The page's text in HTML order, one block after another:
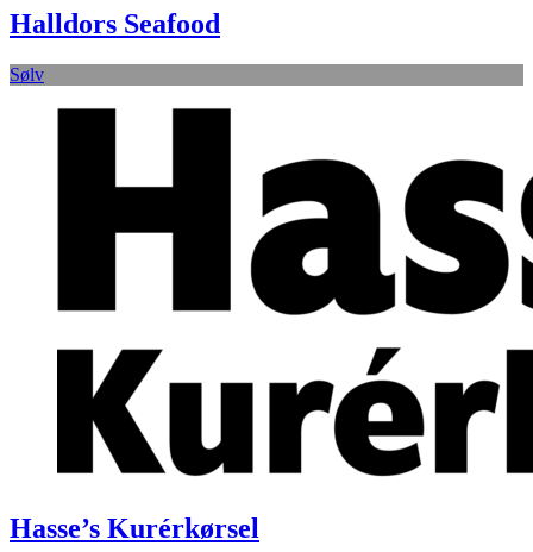
Halldors Seafood
Sølv
Hasse’s Kurérkørsel